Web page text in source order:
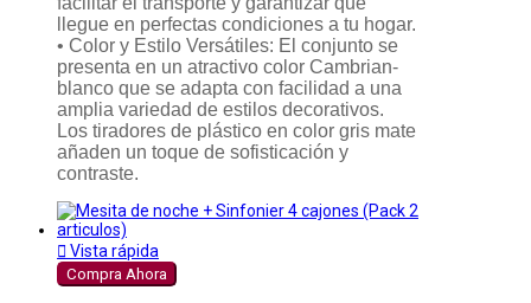
llegue en perfectas condiciones a tu hogar.
• Color y Estilo Versátiles: El conjunto se
presenta en un atractivo color Cambrian-
blanco que se adapta con facilidad a una
amplia variedad de estilos decorativos.
Los tiradores de plástico en color gris mate
añaden un toque de sofisticación y
contraste.
 Vista rápida
Compra Ahora